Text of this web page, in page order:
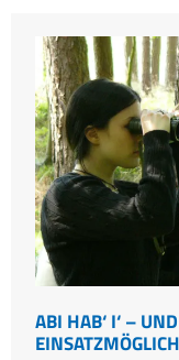
ABI HAB‘ I‘ –